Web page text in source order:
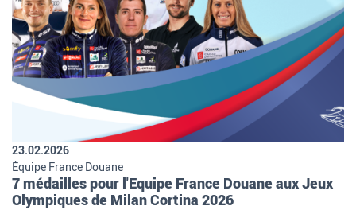
23.02.2026
Équipe France Douane
7 médailles pour l'Equipe France Douane aux Jeux
Olympiques de Milan Cortina 2026